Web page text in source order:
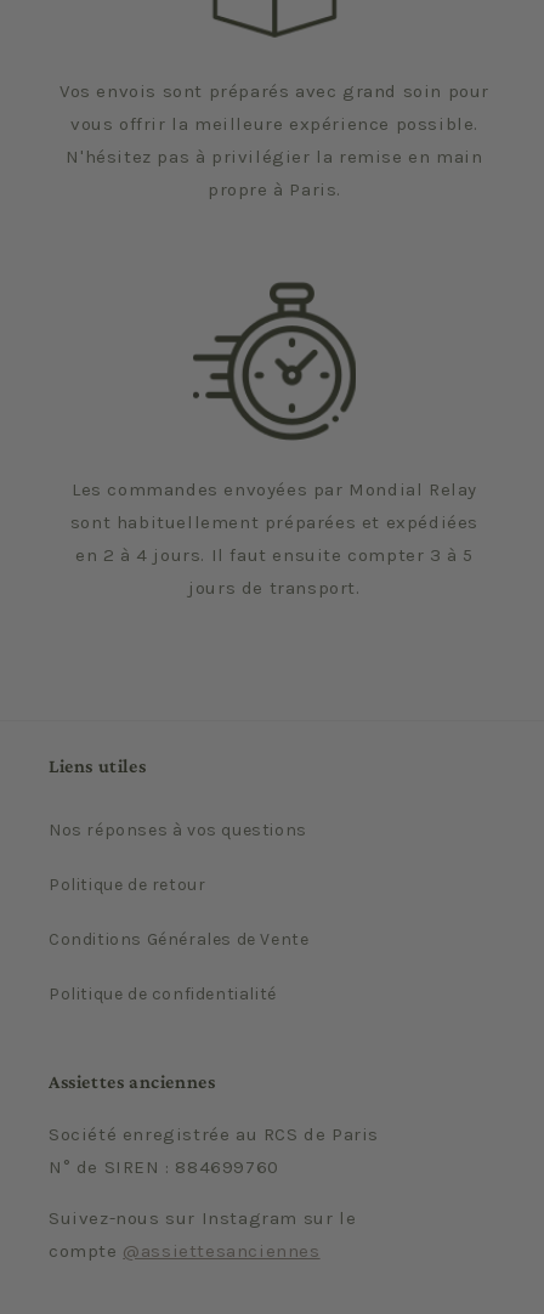
Vos envois sont préparés avec grand soin pour
vous offrir la meilleure expérience possible.
N'hésitez pas à privilégier la remise en main
propre à Paris.
Les commandes envoyées par Mondial Relay
sont habituellement préparées et expédiées
en 2 à 4 jours. Il faut ensuite compter 3 à 5
jours de transport.
Liens utiles
Nos réponses à vos questions
Politique de retour
Conditions Générales de Vente
Politique de confidentialité
Assiettes anciennes
Société enregistrée au RCS de Paris
N° de SIREN : 884699760
Suivez-nous sur Instagram sur le
compte @assiettesanciennes